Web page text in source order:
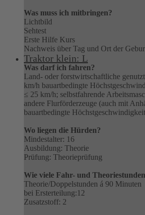
Was muss ich mitbringen?
Lichtbild
Sehtest
Erste Hilfe Kurs
Nachweis über Tag und Ort der
Traktor klein: L
Was darf ich fahren?
Land- oder forstwirtschaftliche
km/h bauartbedingte
≤ 25 km/h; selbstfahrende
andere Flurförderzeuge (auch mit
bauartbedingte
Wo liegen die Hürden?
Mindestalter: 16
Ausbildung: Theorie
Prüfung: Theorieprüfung
Wie viele Fahr- und
Theorie/Doppelstunden á 90 Minuten
bei Ersterteilung:12
Zusatzstoff: 2